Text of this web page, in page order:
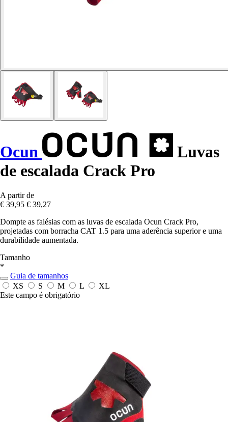
Ocun
Luvas
de escalada Crack Pro
A partir de
€ 39,95 € 39,27
Dompte as falésias com as luvas de escalada Ocun Crack Pro,
projetadas com borracha CAT 1.5 para uma aderência superior e uma
durabilidade aumentada.
Tamanho
*
Guia de tamanhos
XS
S M L
XL
Este campo é obrigatório